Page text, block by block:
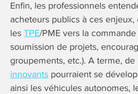
Enfin, les professionnels
acheteurs publics à ces enjeux,
les TPE/PME vers la
soumission de projets,
groupements, etc.). A terme, de
innovants pourraient se
ainsi les véhicules autonomes,